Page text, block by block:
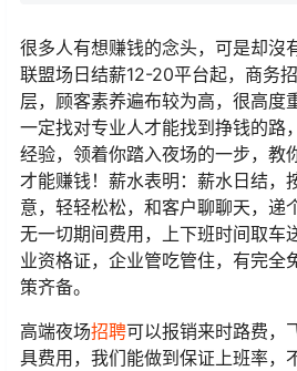
很多人有想赚钱的念头，可是却沒
联盟场日结薪12-20平台起，商务
层，顾客素养遍布较为高，很高度
一定找对专业人才能找到挣钱的路
经验，领着你踏入夜场的一步，教
才能赚钱！薪水表明：薪水日结，
意，轻轻松松，和客户聊聊天，递
无一切期间费用，上下班时间取车
业资格证，企业管吃管住，有完全
策齐备。
高端夜场招聘可以报销来时路费，
具费用，我们能做到保证上班率，